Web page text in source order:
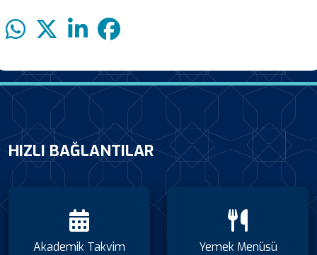
HIZLI BAĞLANTILAR
Akademik Takvim Yemek Menüsü